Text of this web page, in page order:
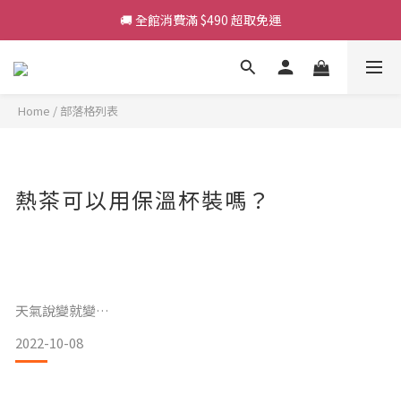
🚚 全館消費滿 $490 超取免運
🚚 全館消費滿 $490 超取免運
加入會員輸入【NEW26】享首購 50 元折扣
Home / 部落格列表
熱茶可以用保溫杯裝嗎？
天氣說變就變
這時候就需要一杯熱茶來暖暖身子
2022-10-08